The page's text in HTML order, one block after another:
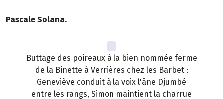
Pascale Solana.
Buttage des poireaux à la bien nommée ferme
de la Binette à Verrières chez les Barbet :
Geneviève conduit à la voix l'âne Djumbé
entre les rangs, Simon maintient la charrue